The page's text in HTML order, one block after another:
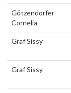
Götzendorfer
Cornelia
Graf Sissy
Graf Sissy